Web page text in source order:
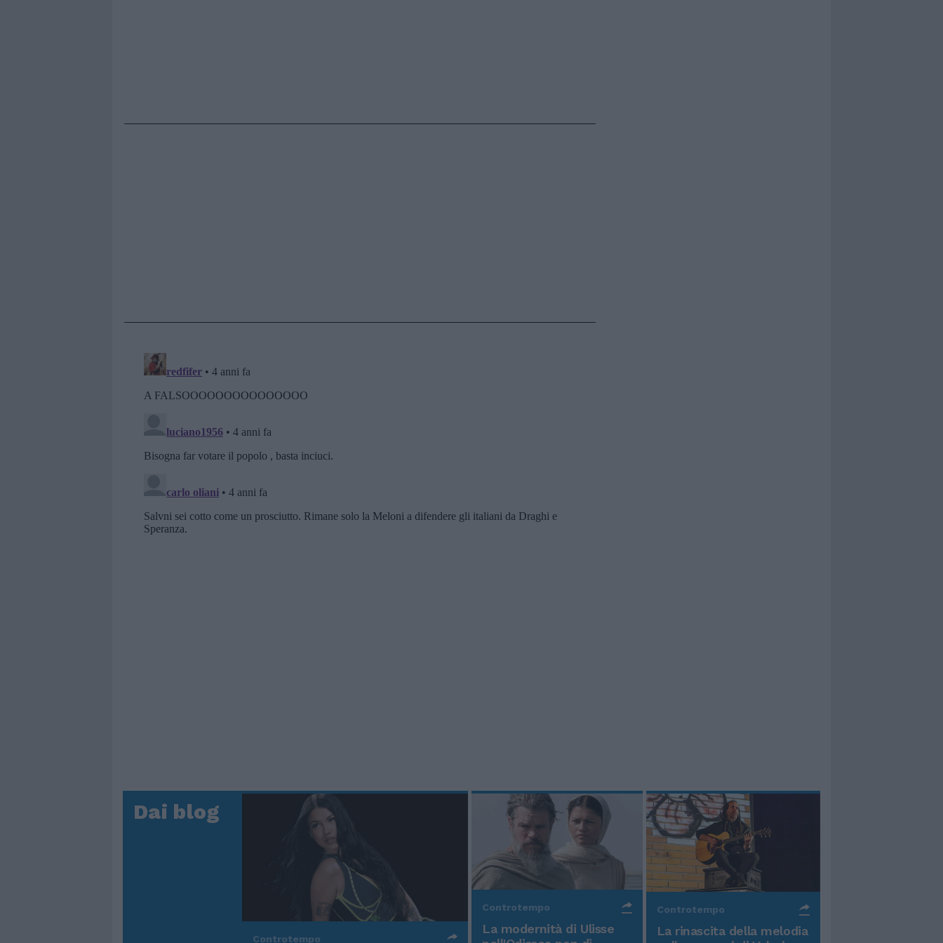
Dai blog
Controtempo
Controtempo
La modernità di Ulisse
Controtempo
La rinascita della melodia